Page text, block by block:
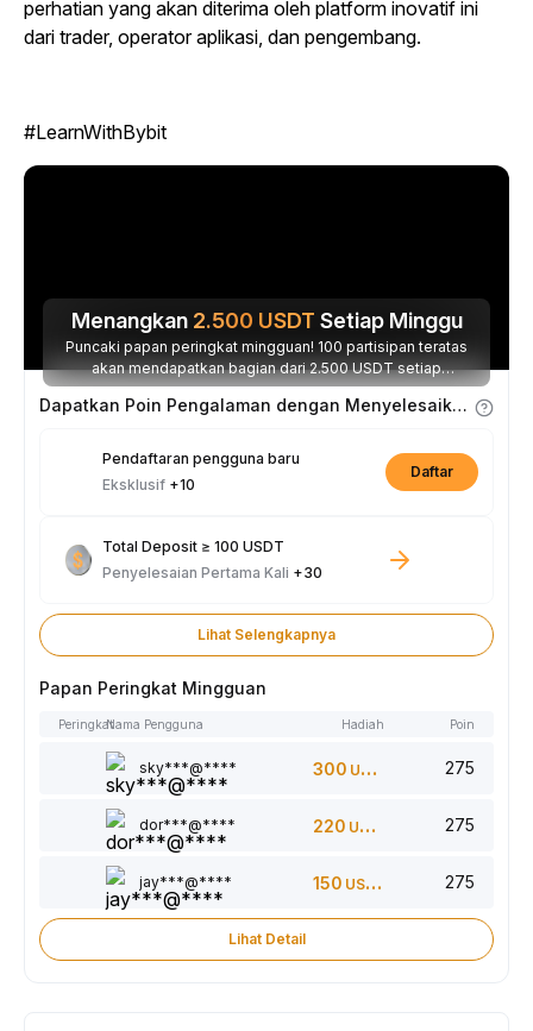
perhatian yang akan diterima oleh platform inovatif ini
dari trader, operator aplikasi, dan pengembang.
#LearnWithBybit
Menangkan 2.500 USDT Setiap Minggu
Puncaki papan peringkat mingguan! 100 partisipan teratas
akan mendapatkan bagian dari 2.500 USDT setiap
minggunya.
Dapatkan Poin Pengalaman dengan Menyelesaikan Tugas
Pendaftaran pengguna baru
Eksklusif +10
Daftar
Total Deposit ≥ 100 USDT
Penyelesaian Pertama Kali +30
Lihat Selengkapnya
Papan Peringkat Mingguan
PeringkatNama Pengguna Hadiah Poin
sky***@**** 300 USDT 275
dor***@**** 220 USDT 275
jay***@**** 150 USDT 275
Lihat Detail